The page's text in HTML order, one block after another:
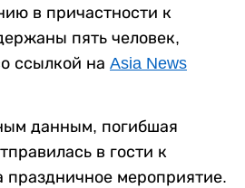
в причастности к
пять человек,
ссылкой на Asia News
данным, погибшая
в гости к
праздничное мероприятие.